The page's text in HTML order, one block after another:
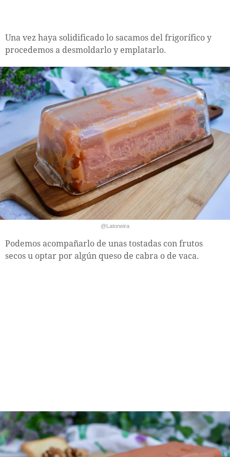
Una vez haya solidificado lo sacamos del frigorífico y
procedemos a desmoldarlo y emplatarlo.
@Latoneira
Podemos acompañarlo de unas tostadas con frutos
secos u optar por algún queso de cabra o de vaca.